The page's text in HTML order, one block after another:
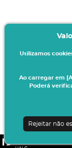
Utilizamos
Ao carregar em
Poderá
Rejeitar não